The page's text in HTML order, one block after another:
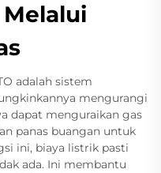
adalah sistem
mengurangi
dapat menguraikan gas
panas buangan untuk
ini, biaya listrik pasti
ada. Ini membantu